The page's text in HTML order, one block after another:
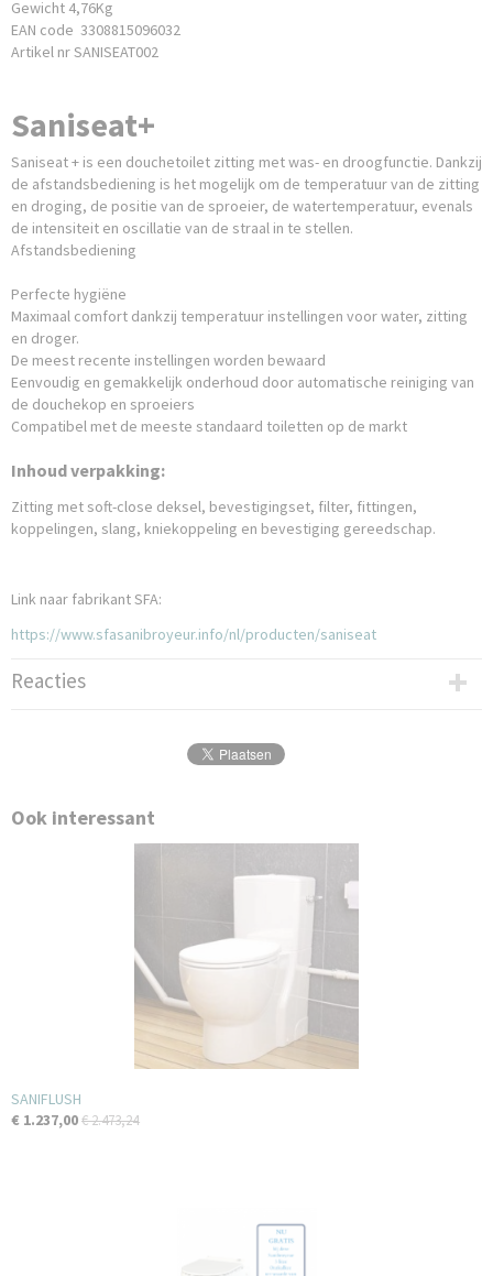
Gewicht 4,76Kg
EAN code 3308815096032
Artikel nr SANISEAT002
Saniseat+
Saniseat + is een douchetoilet zitting met was- en droogfunctie. Dankzij
de afstandsbediening is het mogelijk om de temperatuur van de zitting
en droging, de positie van de sproeier, de watertemperatuur, evenals
de intensiteit en oscillatie van de straal in te stellen.
Afstandsbediening
Perfecte hygiëne
Maximaal comfort dankzij temperatuur instellingen voor water, zitting
en droger.
De meest recente instellingen worden bewaard
Eenvoudig en gemakkelijk onderhoud door automatische reiniging van
de douchekop en sproeiers
Compatibel met de meeste standaard toiletten op de markt
Inhoud verpakking:
Zitting met soft-close deksel, bevestigingset, filter, fittingen,
koppelingen, slang, kniekoppeling en bevestiging gereedschap.
Link naar fabrikant SFA:
https://www.sfasanibroyeur.info/nl/producten/saniseat
Reacties
Ook interessant
SANIFLUSH
€ 1.237,00€ 2.473,24